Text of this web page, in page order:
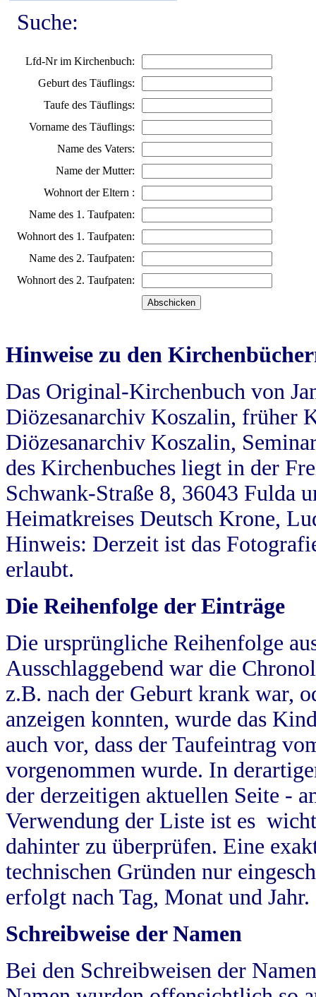
Suche:
Lfd-Nr im Kirchenbuch:
Geburt des Täuflings:
Taufe des Täuflings:
Vorname des Täuflings:
Name des Vaters:
Name der Mutter:
Wohnort der Eltern :
Name des 1. Taufpaten:
Wohnort des 1. Taufpaten:
Name des 2. Taufpaten:
Wohnort des 2. Taufpaten:
Hinweise zu den
Das Original-Kirchenbuch von
Diözesanarchiv Koszalin, früher
Diözesanarchiv Koszalin,
des Kirchenbuches liegt in der
Schwank-Straße 8, 36043 Fulda
Heimatkreises Deutsch Krone,
Hinweis: Derzeit ist das
erlaubt.
Die Reihenfolge der Einträge
Die ursprüngliche Reihenfolge
Ausschlaggebend war die
z.B. nach der Geburt krank war,
anzeigen konnten, wurde das
auch vor, dass der Taufeintrag
vorgenommen wurde. In
der derzeitigen aktuellen Seite -
Verwendung der Liste ist es
dahinter zu überprüfen. Eine
technischen Gründen nur
erfolgt nach Tag, Monat und Jahr.
Schreibweise der Namen
Bei den Schreibweisen der